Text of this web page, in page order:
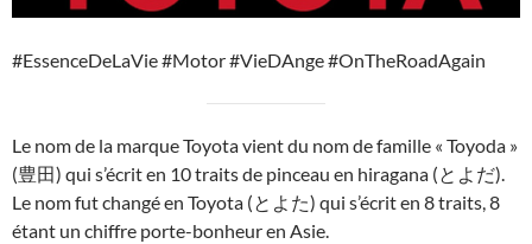
#EssenceDeLaVie #Motor #VieDAnge #OnTheRoadAgain
Le nom de la marque Toyota vient du nom de famille « Toyoda »
(豊田) qui s’écrit en 10 traits de pinceau en hiragana (とよだ).
Le nom fut changé en Toyota (とよた) qui s’écrit en 8 traits, 8
étant un chiffre porte-bonheur en Asie.